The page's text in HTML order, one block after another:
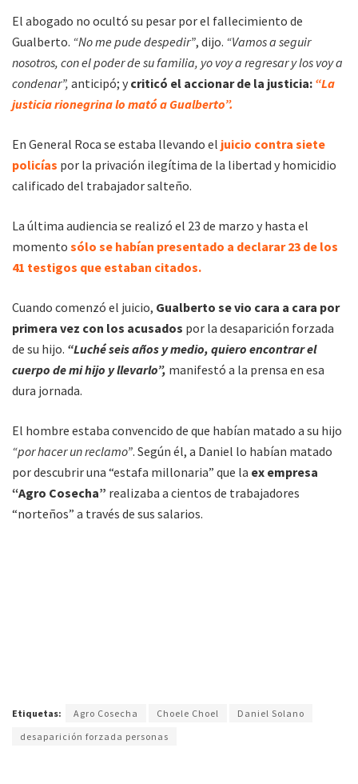
El abogado no ocultó su pesar por el fallecimiento de
Gualberto. “No me pude despedir”, dijo. “Vamos a seguir
nosotros, con el poder de su familia, yo voy a regresar y los voy a
condenar”, anticipó; y criticó el accionar de la justicia: “La
justicia rionegrina lo mató a Gualberto”.
En General Roca se estaba llevando el juicio contra siete
policías por la privación ilegítima de la libertad y homicidio
calificado del trabajador salteño.
La última audiencia se realizó el 23 de marzo y hasta el
momento sólo se habían presentado a declarar 23 de los
41 testigos que estaban citados.
Cuando comenzó el juicio, Gualberto se vio cara a cara por
primera vez con los acusados por la desaparición forzada
de su hijo. “Luché seis años y medio, quiero encontrar el
cuerpo de mi hijo y llevarlo”, manifestó a la prensa en esa
dura jornada.
El hombre estaba convencido de que habían matado a su hijo
“por hacer un reclamo”. Según él, a Daniel lo habían matado
por descubrir una “estafa millonaria” que la ex empresa
“Agro Cosecha” realizaba a cientos de trabajadores
“norteños” a través de sus salarios.
Etiquetas: Agro Cosecha Choele Choel
Daniel Solano
desaparición forzada personas